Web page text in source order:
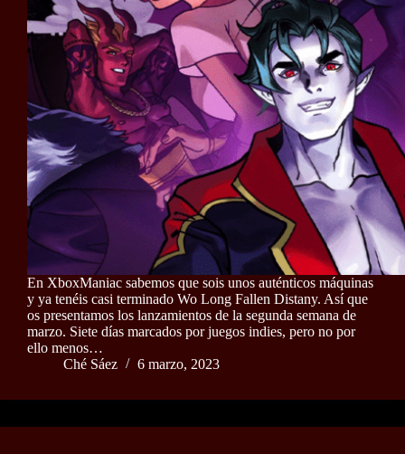
En XboxManiac sabemos que sois unos auténticos máquinas
y ya tenéis casi terminado Wo Long Fallen Distany. Así que
os presentamos los lanzamientos de la segunda semana de
marzo. Siete días marcados por juegos indies, pero no por
ello menos…
Ché Sáez
6 marzo, 2023